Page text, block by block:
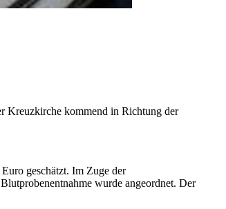
Kreuzkirche kommend in Richtung der
geschätzt. Im Zuge der
wurde angeordnet. Der